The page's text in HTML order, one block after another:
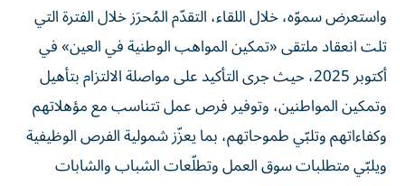
واستعرض سموّه، خلال اللقاء، التقدّم المُحرَز خلال الفترة التي
تلت انعقاد ملتقى «تمكين المواهب الوطنية في العين» في
أكتوبر 2025، حيث جرى التأكيد على مواصلة الالتزام بتأهيل
وتمكين المواطنين، وتوفير فرص عمل تتناسب مع مؤهلاتهم
وكفاءاتهم وتلبّي طموحاتهم، بما يعزّز شمولية الفرص الوظيفية
ويلبّي متطلبات سوق العمل وتطلّعات الشباب والشابات